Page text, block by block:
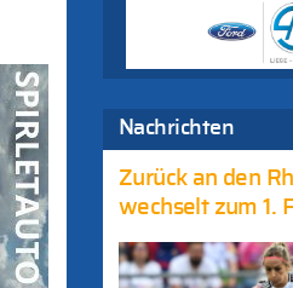
Nachrichten
Zurück an den
wechselt zum 1.